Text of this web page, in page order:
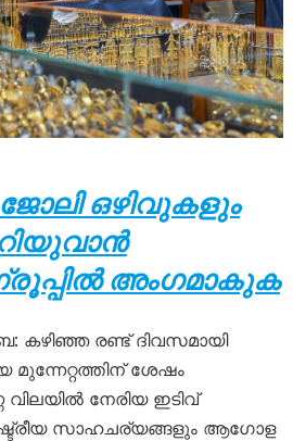
ഒഴിവുകളും
അംഗമാകുക
കഴിഞ്ഞ രണ്ട് ദിവസമായി
മുന്നേറ്റത്തിന് ശേഷം
നേരിയ ഇടിവ്
സാഹചര്യങ്ങളും ആഗോള